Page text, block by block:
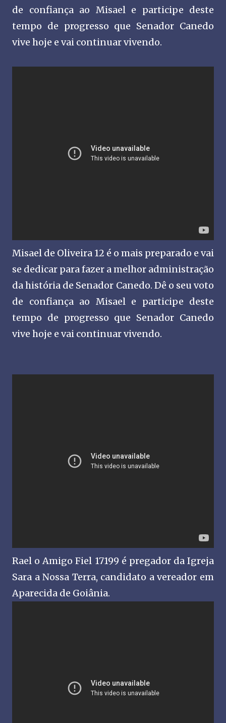
de confiança ao Misael e participe deste
tempo de progresso que Senador Canedo
vive hoje e vai continuar vivendo.
Misael de Oliveira 12 é o mais preparado e vai
se dedicar para fazer a melhor administração
da história de Senador Canedo. Dê o seu voto
de confiança ao Misael e participe deste
tempo de progresso que Senador Canedo
vive hoje e vai continuar vivendo.
Rael o Amigo Fiel 17199 é pregador da Igreja
Sara a Nossa Terra, candidato a vereador em
Aparecida de Goiânia.